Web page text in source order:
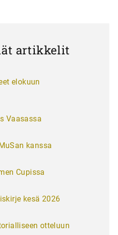
artikkelit
elokuun
Vaasassa
kanssa
Cupissa
kesä 2026
otteluun